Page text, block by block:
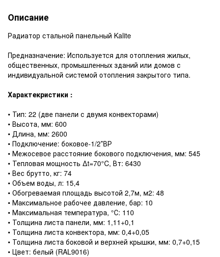
Описание
Радиатор стальной панельный Kalite
Предназначение: Используется для отопления жилых,
общественных, промышленных зданий или домов с
индивидуальной системой отопления закрытого типа.
Характекристики :
• Тип: 22 (две панели с двумя конвекторами)
• Высота, мм: 600
• Длина, мм: 2600
• Подключение: боковое-1/2″ВР
• Межосевое расстояние бокового подключения, мм: 545
• Тепловая мощность ∆t=70°C, Вт: 6430
• Вес брутто, кг: 74
• Объем воды, л: 15,4
• Обогреваемая площадь высотой 2,7м, м2: 48
• Максимальное рабочее давление, бар: 10
• Максимальная температура, °С: 110
• Толщина листа панели, мм: 1,11+0,1
• Толщина листа конвектора, мм: 0,4+0,05
• Толщина листа боковой и верхней крышки, мм: 0,7+0,15
• Цвет: белый (RAL9016)